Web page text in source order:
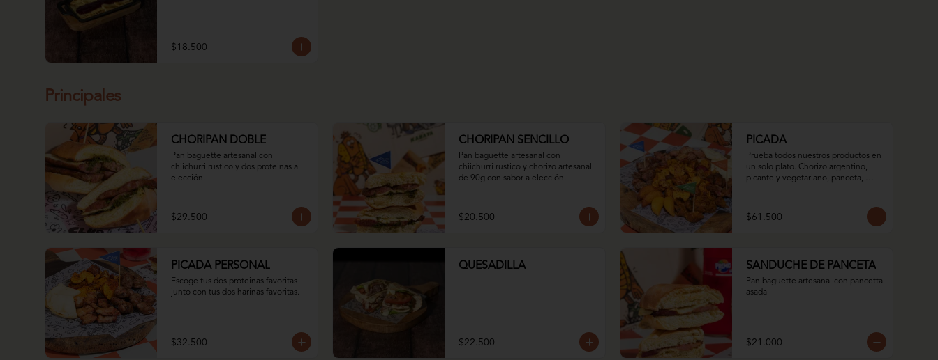
$18.500
Principales
CHORIPAN DOBLE
Pan baguette artesanal con
chiichurri rustico y dos proteinas a
elección.
$29.500
CHORIPAN SENCILLO
Pan baguette artesanal con
chiichurri rustico y chorizo artesanal
de 90g con sabor a elección.
$20.500
PICADA
Prueba todos nuestros productos en
un solo plato. Chorizo argentino,
picante y vegetariano, panceta,
momposino y nuestro mix de papas.
$61.500
PICADA PERSONAL
Escoge tus dos proteinas favoritas
junto con tus dos harinas favoritas.
$32.500
QUESADILLA
$22.500
SANDUCHE DE PANCETA
Pan baguette artesanal con pancetta
asada
$21.000